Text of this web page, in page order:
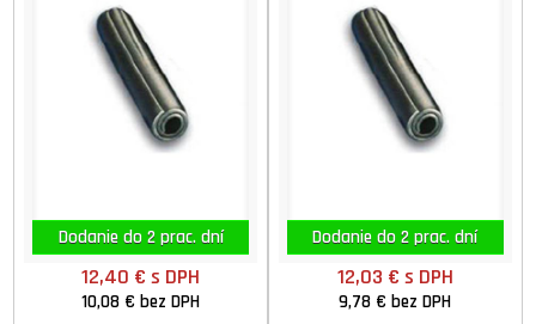
Dodanie do 2 prac. dní
12,40 €s DPH
10,08 €bez DPH
Dodanie do 2 prac. dní
12,03 € s DPH
9,78 €bez DPH